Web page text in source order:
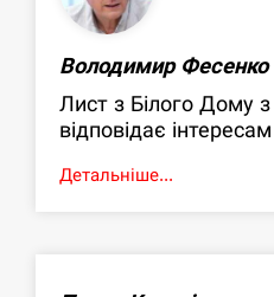
Володимир Фесенко
Лист з Білого Дому
відповідає
Детальніше...